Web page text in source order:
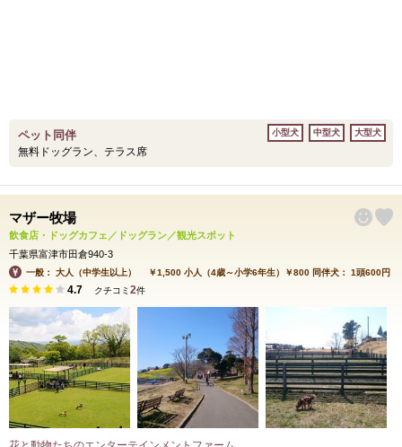
ペット同伴
無料ドッグラン、テラス席
小型犬 中型犬 大型犬
マザー牧場
飲食店・ドッグカフェ／ドッグラン／観光スポット
千葉県富津市田倉940-3
一般： 大人（中学生以上） ￥1,500 小人（4歳～小学6年生）￥800 同伴犬： 1頭600円
4.7 クチコミ 2件